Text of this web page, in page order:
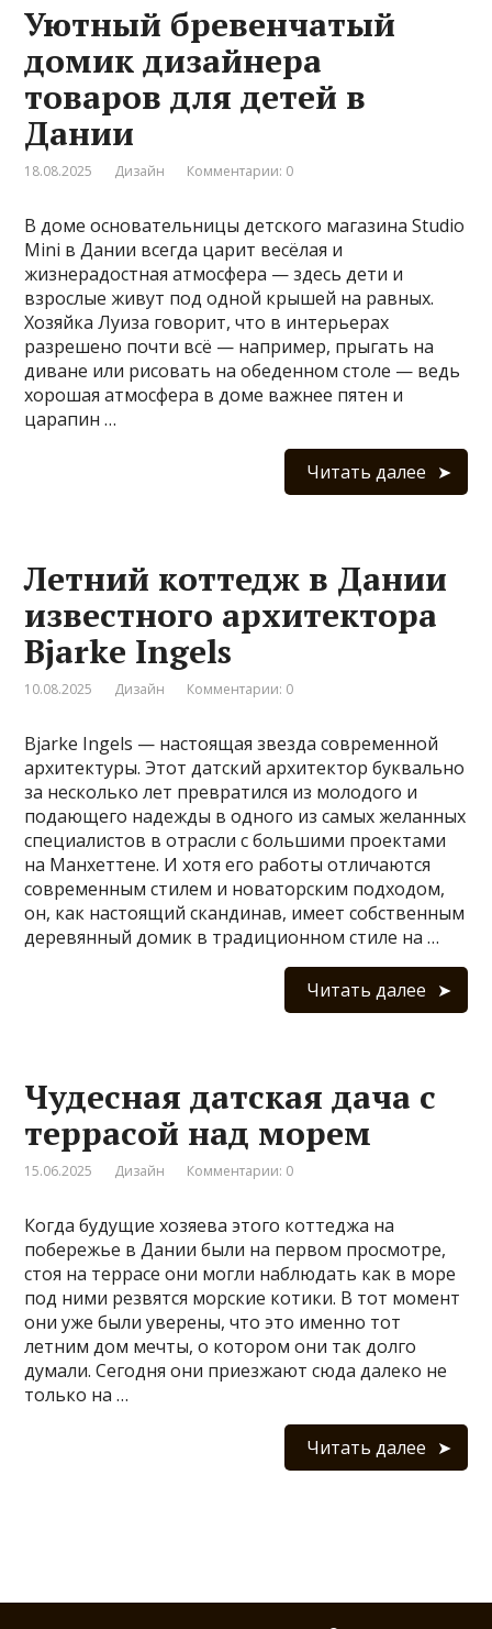
Уютный бревенчатый
домик дизайнера
товаров для детей в
Дании
18.08.2025 Дизайн Комментарии: 0
В доме основательницы детского магазина Studio
Mini в Дании всегда царит весёлая и
жизнерадостная атмосфера — здесь дети и
взрослые живут под одной крышей на равных.
Хозяйка Луиза говорит, что в интерьерах
разрешено почти всё — например, прыгать на
диване или рисовать на обеденном столе — ведь
хорошая атмосфера в доме важнее пятен и
царапин …
Читать далее
Летний коттедж в Дании
известного архитектора
Bjarke Ingels
10.08.2025 Дизайн Комментарии: 0
Bjarke Ingels — настоящая звезда современной
архитектуры. Этот датский архитектор буквально
за несколько лет превратился из молодого и
подающего надежды в одного из самых желанных
специалистов в отрасли с большими проектами
на Манхеттене. И хотя его работы отличаются
современным стилем и новаторским подходом,
он, как настоящий скандинав, имеет собственным
деревянный домик в традиционном стиле на …
Читать далее
Чудесная датская дача с
террасой над морем
15.06.2025 Дизайн Комментарии: 0
Когда будущие хозяева этого коттеджа на
побережье в Дании были на первом просмотре,
стоя на террасе они могли наблюдать как в море
под ними резвятся морские котики. В тот момент
они уже были уверены, что это именно тот
летним дом мечты, о котором они так долго
думали. Сегодня они приезжают сюда далеко не
только на …
Читать далее